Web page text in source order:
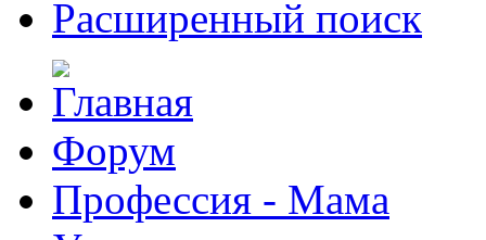
Расширенный поиск
Форум
Профессия - Мама